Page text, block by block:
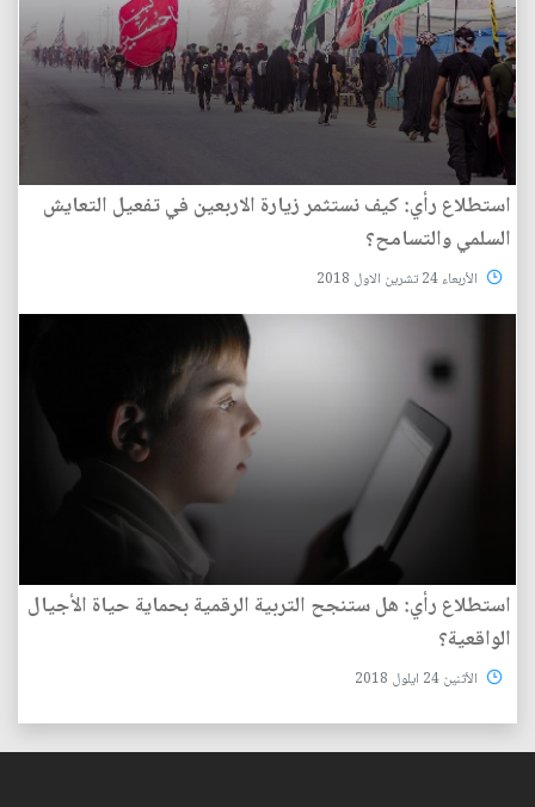
استطلاع رأي: كيف نستثمر زيارة الاربعين في تفعيل التعايش
السلمي والتسامح؟
الأربعاء 24 تشرين الاول 2018
استطلاع رأي: هل ستنجح التربية الرقمية بحماية حياة الأجيال
الواقعية؟
الأثنين 24 ايلول 2018